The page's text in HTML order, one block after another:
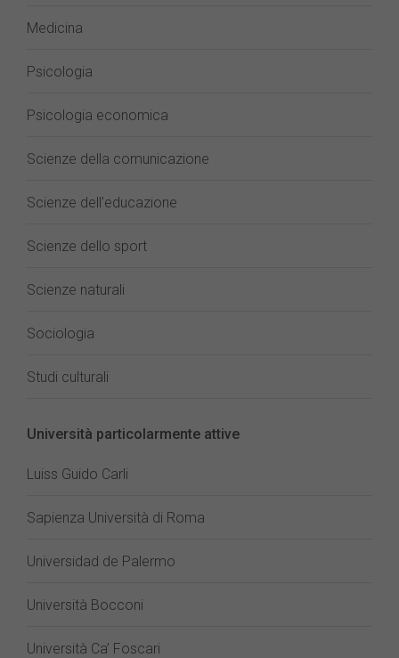
Medicina
Psicologia
Psicologia economica
Scienze della comunicazione
Scienze dell’educazione
Scienze dello sport
Scienze naturali
Sociologia
Studi culturali
Università particolarmente attive
Luiss Guido Carli
Sapienza Università di Roma
Universidad de Palermo
Università Bocconi
Università Ca’ Foscari